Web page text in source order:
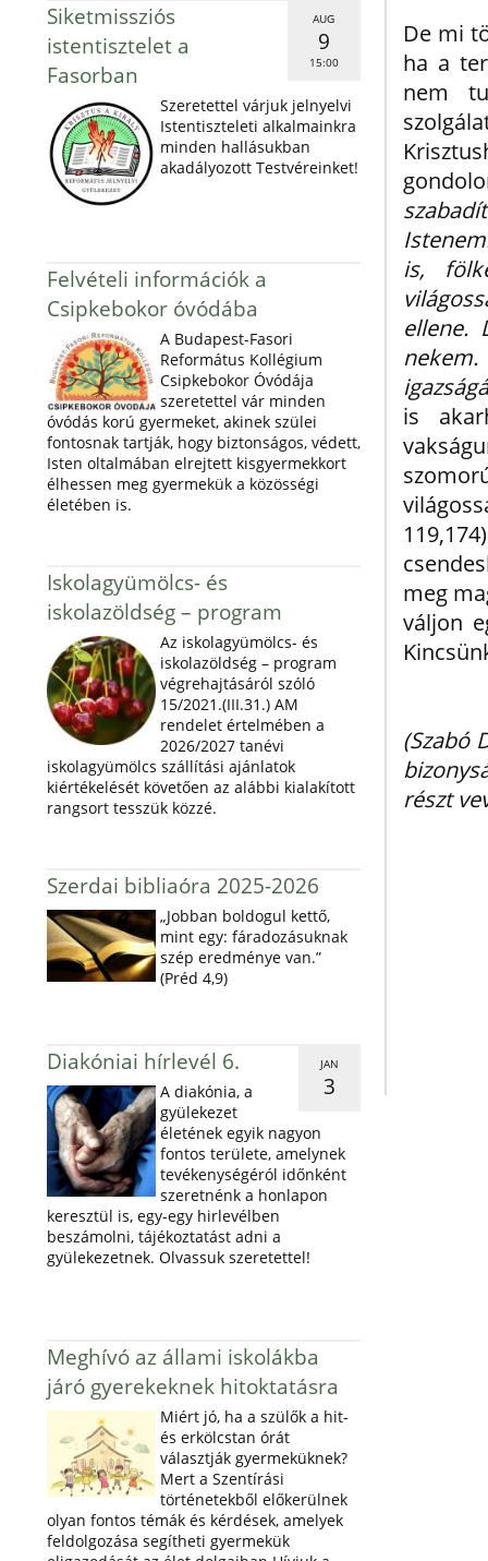
AUG
9
15:00
Siketmissziós
istentisztelet a
Fasorban
Szeretettel várjuk jelnyelvi
Istentiszteleti alkalmainkra
minden hallásukban
akadályozott Testvéreinket!
Felvételi információk a
Csipkebokor óvódába
A Budapest-Fasori
Református Kollégium
Csipkebokor Óvódája
szeretettel vár minden
óvódás korú gyermeket, akinek szülei
fontosnak tartják, hogy biztonságos, védett,
Isten oltalmában elrejtett kisgyermekkort
élhessen meg gyermekük a közösségi
életében is.
Iskolagyümölcs- és
iskolazöldség – program
Az iskolagyümölcs- és
iskolazöldség – program
végrehajtásáról szóló
15/2021.(III.31.) AM
rendelet értelmében a
2026/2027 tanévi
iskolagyümölcs szállítási ajánlatok
kiértékelését követően az alábbi kialakított
rangsort tesszük közzé.
Szerdai bibliaóra 2025-2026
„Jobban boldogul kettő,
mint egy: fáradozásuknak
szép eredménye van.”
(Préd 4,9)
JAN
3
Diakóniai hírlevél 6.
A diakónia, a
gyülekezet
életének egyik nagyon
fontos területe, amelynek
tevékenységéról időnként
szeretnénk a honlapon
keresztül is, egy-egy hirlevélben
beszámolni, tájékoztatást adni a
gyülekezetnek. Olvassuk szeretettel!
Meghívó az állami iskolákba
járó gyerekeknek hitoktatásra
Miért jó, ha a szülők a hit-
és erkölcstan órát
választják gyermeküknek?
Mert a Szentírási
történetekből előkerülnek
olyan fontos témák és kérdések, amelyek
feldolgozása segítheti gyermekük
De mi
ha a
nem
is,
ellene.
is
meg
váljon
(Szabó
részt